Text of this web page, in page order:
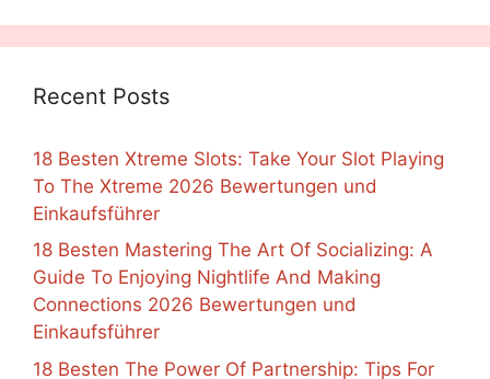
Recent Posts
18 Besten Xtreme Slots: Take Your Slot Playing
To The Xtreme 2026 Bewertungen und
Einkaufsführer
18 Besten Mastering The Art Of Socializing: A
Guide To Enjoying Nightlife And Making
Connections 2026 Bewertungen und
Einkaufsführer
18 Besten The Power Of Partnership: Tips For